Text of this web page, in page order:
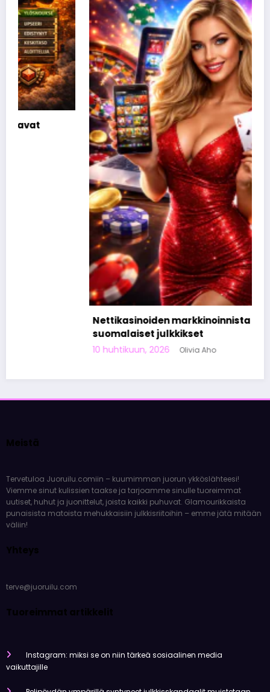
Nettikasinoiden markkinoinnista tunnetut
suomalaiset julkkikset
10 huhtikuun, 2026 Olivia Aho
Meistä
Tervetuloa Juoruilu.comiin – kuumimman juorun ykköslähteesi!
Viemme sinut kulissien taakse ja tarjoamme sinulle tuoreimmat
uutiset, huhut ja juonittelut, joista kaikki puhuvat. Glamourikkaista
punaisista matoista mehukkaisiin julkkisriitoihin – emme jätä mitään
väliin!
Yhteys
terve@juoruilu.com
Tuoreimmat artikkelit
Instagram: miksi se on niin tärkeä sosiaalinen media
vaikuttajille